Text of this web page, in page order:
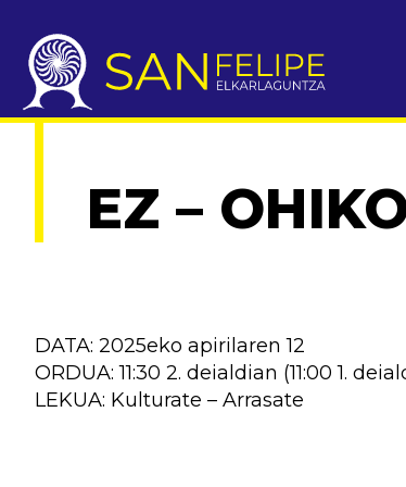
EZ –
DATA: 2025eko apirilaren 12
ORDUA: 11:30 2. deialdian (11:00 1.
LEKUA: Kulturate – Arrasate